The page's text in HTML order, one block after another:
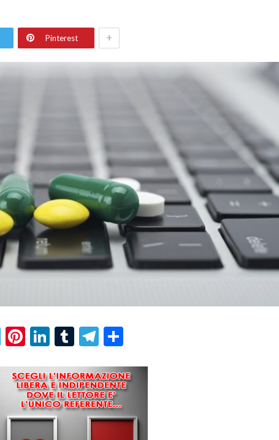
Pinterest +
Twitter
Pinterest
LinkedIn
TumblrTelegram